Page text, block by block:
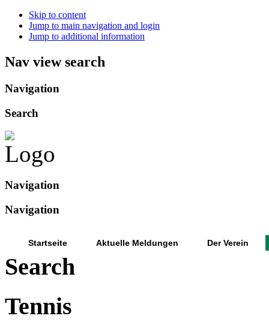
Skip to content
Jump to main navigation and login
Jump to additional information
Nav view search
Navigation
Search
Navigation
Navigation
Startseite Aktuelle Meldungen Der Verein
Search
Tennis